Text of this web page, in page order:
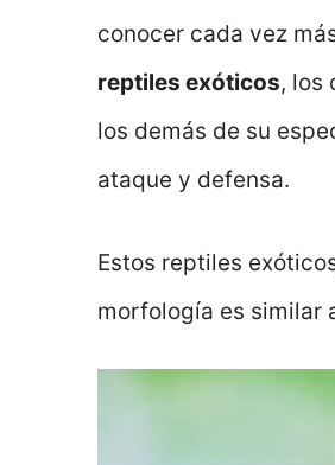
conocer cada vez
reptiles exóticos, los
los demás de su
ataque y defensa.
Estos reptiles
morfología es similar